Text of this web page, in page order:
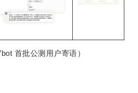
首批公测用户寄语）